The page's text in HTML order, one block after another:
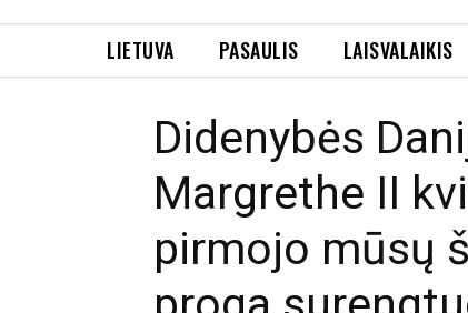
LIETUVA PASAULIS LAISVALAIKIS
Pradžia Lietuva Politika Prezidentė
Prezidentė
Didenybės
Margrethe II
pirmojo mūsų